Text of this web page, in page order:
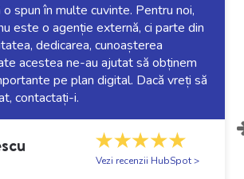
spun în multe cuvinte. Pentru noi,
este o agenție externă, ci parte din
dedicarea, cunoașterea
acestea ne-au ajutat să obținem
pe plan digital. Dacă vreți să
contactați-i.
Vezi recenzii HubSpot